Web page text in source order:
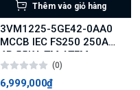
Thêm vào giỏ hàng
3VM1225-5GE42-0AA0
MCCB IEC FS250 250A
4P 55KA TM ATFM
(0)
6,999,000₫